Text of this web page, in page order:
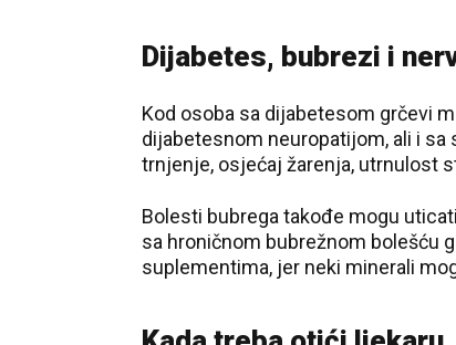
Dijabetes, bubrezi i
Kod osoba sa dijabetesom grčevi
dijabetesnom neuropatijom, ali i
trnjenje, osjećaj žarenja, utrnulost
Bolesti bubrega takođe mogu
sa hroničnom bubrežnom bolešću
suplementima, jer neki minerali